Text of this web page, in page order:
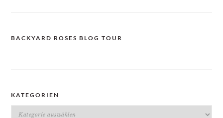
BACKYARD ROSES BLOG TOUR
KATEGORIEN
Kategorien